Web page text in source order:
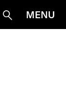
Suche
MENU